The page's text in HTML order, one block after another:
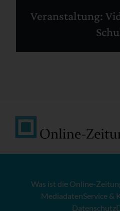
Veranstaltung:
Was ist die Online-
MediadatenService &
Datenschutz